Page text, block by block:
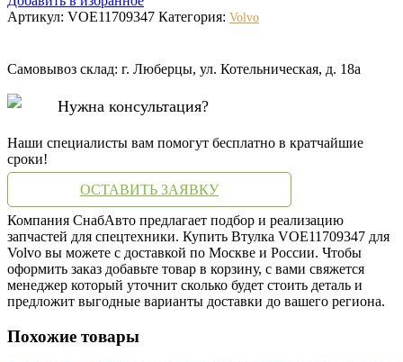
Артикул: VOE11709347 Категория: Volvo
Самовывоз склад: г. Люберцы, ул. Котельническая, д. 18а
Нужна консультация?
Наши специалисты вам помогут бесплатно в кратчайшие
сроки!
ОСТАВИТЬ ЗАЯВКУ
Компания СнабАвто предлагает подбор и реализацию
запчастей для спецтехники. Купить Втулка VOE11709347 для
Volvo вы можете с доставкой по Москве и России. Чтобы
оформить заказ добавьте товар в корзину, с вами свяжется
менеджер который уточнит сколько будет стоить деталь и
предложит выгодные варианты доставки до вашего региона.
Похожие товары